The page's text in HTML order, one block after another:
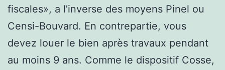
fiscales», a l’inverse des moyens Pinel ou
Censi-Bouvard. En contrepartie, vous
devez louer le bien après travaux pendant
au moins 9 ans. Comme le dispositif Cosse,